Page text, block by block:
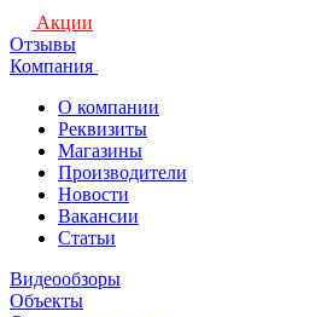
Акции
Отзывы
Компания
О компании
Реквизиты
Магазины
Производители
Новости
Вакансии
Статьи
Видеообзоры
Объекты